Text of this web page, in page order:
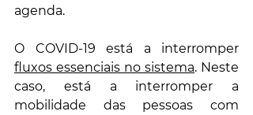
agenda.
fluxos essenciais no sistema. Neste
caso, está a interromper a
mobilidade das pessoas com